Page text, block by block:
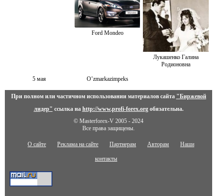
Ford Mondeo
Лукашенко Галина
Родионовна
5 мая O’zmarkazimpeks
При полном или частичном использовании материалов сайта "Биржевой
лидер" ссылка на http://www.profi-forex.orgобязательна.
© Masterforex-V 2005 - 2024
Все права защищены.
О сайте Реклама на сайте Партнерам Авторам Наши
контакты